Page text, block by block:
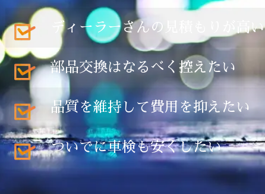
ディーラーさんの見積もりが高い
部品交換はなるべく控えたい
品質を維持して費用を抑えたい
ついでに車検も安くしたい